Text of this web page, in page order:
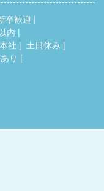
卒歓迎
内
社
土日休み
り